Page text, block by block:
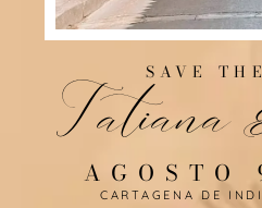
SAVE
Tatiana
AGOSTO
CARTAGENA DE